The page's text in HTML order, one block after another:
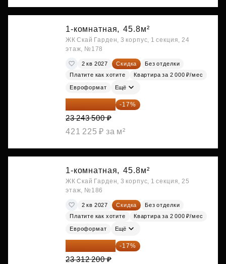
1-комнатная, 45.8м²
ЖК Скай Гарден, 3 корпус, 1 секция, 24
этаж, №178
2 кв 2027 Скидка
Без отделки
Платите как хотите
Квартира за 2 000 ₽/мес
Евроформат Ещё
19 292 105 ₽ -17%
23 243 500 ₽
421 225 ₽ за м²
1-комнатная, 45.8м²
ЖК Скай Гарден, 3 корпус, 1 секция, 25
этаж, №186
2 кв 2027 Скидка
Без отделки
Платите как хотите
Квартира за 2 000 ₽/мес
Евроформат Ещё
19 349 126 ₽ -17%
23 312 200 ₽